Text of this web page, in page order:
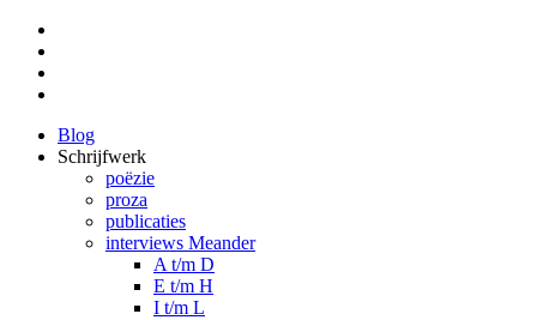
Blog
Schrijfwerk
poëzie
proza
publicaties
interviews Meander
A t/m D
E t/m H
I t/m L